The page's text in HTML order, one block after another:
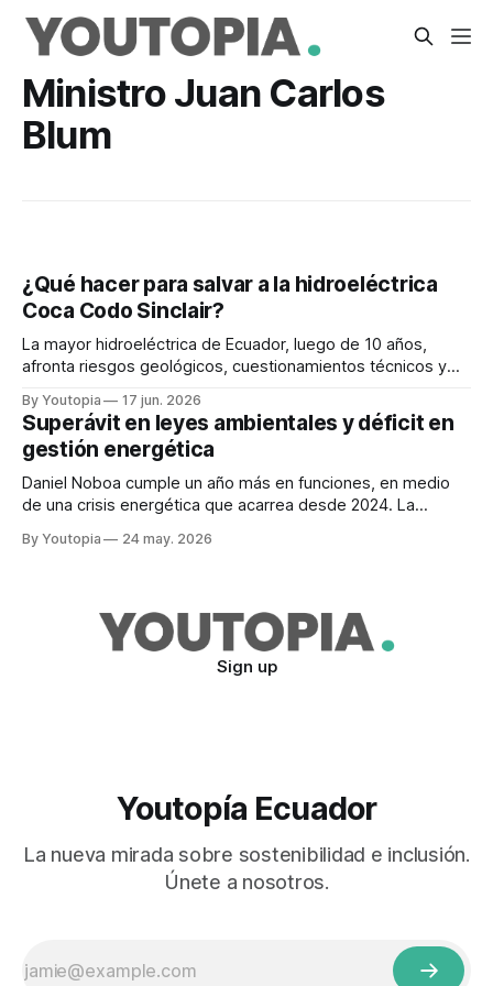
Ministro Juan Carlos
Blum
¿Qué hacer para salvar a la hidroeléctrica
Coca Codo Sinclair?
La mayor hidroeléctrica de Ecuador, luego de 10 años,
afronta riesgos geológicos, cuestionamientos técnicos y
By Youtopia 17 jun. 2026
Superávit en leyes ambientales y déficit en
gestión energética
Daniel Noboa cumple un año más en funciones, en medio
de una crisis energética que acarrea desde 2024. La
By Youtopia 24 may. 2026
Sign up
Youtopía Ecuador
La nueva mirada sobre sostenibilidad e inclusión.
Únete a nosotros.